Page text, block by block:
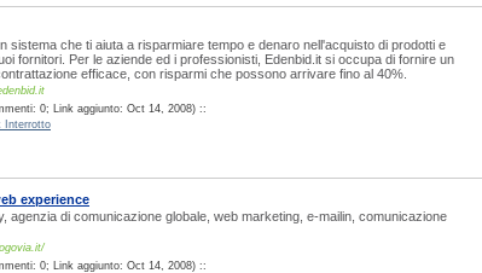
sistema che ti aiuta a risparmiare tempo e denaro nell'acquisto di prodotti e
fornitori. Per le aziende ed i professionisti, Edenbid.it si occupa di fornire un
efficace, con risparmi che possono arrivare fino al 40%.
0; Link aggiunto: Oct 14, 2008) ::
Interrotto
experience
agenzia di comunicazione globale, web marketing, e-mailin, comunicazione
0; Link aggiunto: Oct 14, 2008) ::